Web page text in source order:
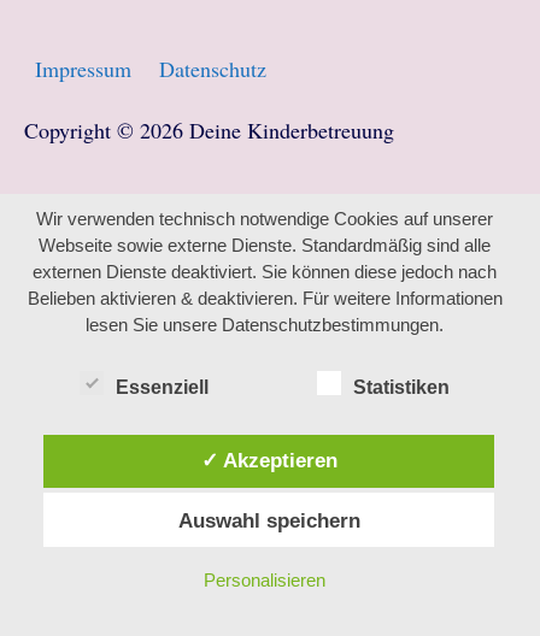
Impressum Datenschutz
Copyright © 2026 Deine Kinderbetreuung
Wir verwenden technisch notwendige Cookies auf unserer
Webseite sowie externe Dienste. Standardmäßig sind alle
externen Dienste deaktiviert. Sie können diese jedoch nach
Belieben aktivieren & deaktivieren. Für weitere Informationen
lesen Sie unsere Datenschutzbestimmungen.
Essenziell Statistiken
✓ Akzeptieren
Auswahl speichern
Personalisieren